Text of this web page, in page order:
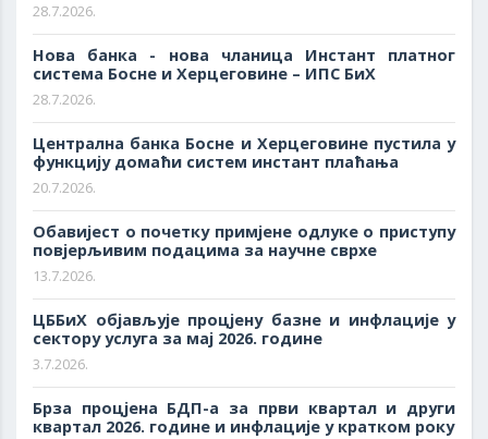
28.7.2026.
Нова банка - нова чланица Инстант платног
система Босне и Херцеговине – ИПС БиХ
28.7.2026.
Цeнтрaлнa бaнкa Бoснe и Хeрцeгoвинe пустилa у
функциjу дoмaћи систeм инстaнт плaћaњa
20.7.2026.
Обавијест о почетку примјене одлуке о приступу
повјерљивим подацима за научне сврхе
13.7.2026.
ЦББиХ објављује процјену базне и инфлације у
сектору услуга за мај 2026. године
3.7.2026.
Брза процјена БДП-а за први квартал и други
квартал 2026. године и инфлације у кратком року